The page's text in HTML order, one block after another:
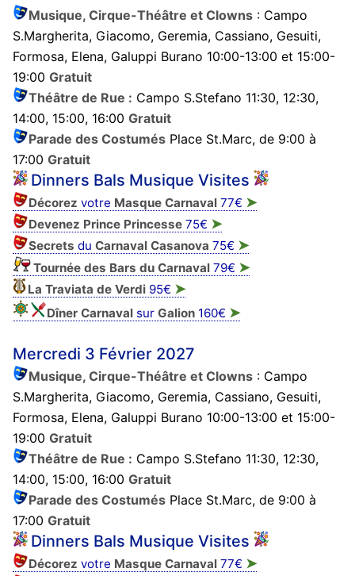
Musique, Cirque-Théâtre et Clowns: Campo
S.Margherita, Giacomo, Geremia, Cassiano, Gesuiti,
Formosa, Elena, Galuppi Burano 10:00-13:00 et 15:00-
19:00 Gratuit
Théâtre de Rue : Campo S.Stefano 11:30, 12:30,
14:00, 15:00, 16:00 Gratuit
Parade des CostumésPlace St.Marc, de 9:00 à
17:00 Gratuit
Dinners Bals Musique Visites
Décorez votre Masque Carnaval77€ ➤
Devenez Prince Princesse75€ ➤
Secrets du Carnaval Casanova 75€ ➤
Tournée des Bars du Carnaval79€ ➤
La Traviata de Verdi95€ ➤
Dîner Carnavalsur Galion160€ ➤
Mercredi 3 Février 2027
Musique, Cirque-Théâtre et Clowns: Campo
S.Margherita, Giacomo, Geremia, Cassiano, Gesuiti,
Formosa, Elena, Galuppi Burano 10:00-13:00 et 15:00-
19:00 Gratuit
Théâtre de Rue : Campo S.Stefano 11:30, 12:30,
14:00, 15:00, 16:00 Gratuit
Parade des CostumésPlace St.Marc, de 9:00 à
17:00 Gratuit
Dinners Bals Musique Visites
Décorez votre Masque Carnaval77€ ➤